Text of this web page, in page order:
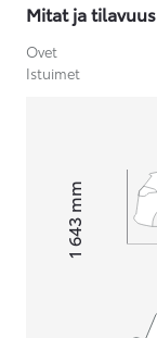
Mitat ja tilavuus
Ovet
Istuimet
Korkeus1 643
mm